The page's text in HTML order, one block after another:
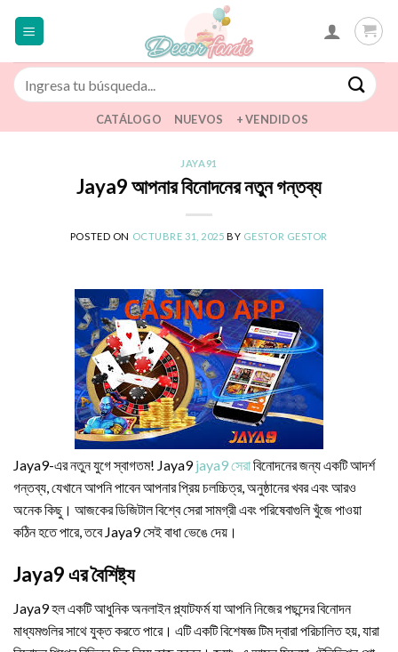
Buscar
por:
CATÁLOGO NUEVOS + VENDIDOS
JAYA91
Jaya9 আপনার বিনোদনের নতুন গন্তব্য
POSTED ON OCTUBRE 31, 2025 BY GESTOR GESTOR
Jaya9-এর নতুন যুগে স্বাগতম! Jaya9jaya9 সেরাবিনোদনের জন্য একটি আদর্শ
গন্তব্য, যেখানে আপনি পাবেন আপনার প্রিয় চলচ্চিত্র, অনুষ্ঠানের খবর এবং আরও
অনেক কিছু। আজকের ডিজিটাল বিশ্বে সেরা সামগ্রী এবং পরিষেবাগুলি খুঁজে পাওয়া
কঠিন হতে পারে, তবে Jaya9 সেই বাধা ভেঙে দেয়।
Jaya9 এর বৈশিষ্ট্য
Jaya9 হল একটি আধুনিক অনলাইন প্ল্যাটফর্ম যা আপনি নিজের পছন্দের বিনোদন
মাধ্যমগুলির সাথে যুক্ত করতে পারে। এটি একটি বিশেষজ্ঞ টিম দ্বারা পরিচালিত হয়, যারা